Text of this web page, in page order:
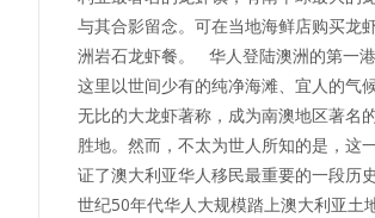
与其合影留念。可在当地海鲜店购买龙
洲岩石龙虾餐。 华人登陆澳洲的第一
这里以世间少有的纯净海滩、宜人的气
无比的大龙虾著称，成为南澳地区著名
胜地。然而，不太为世人所知的是，这
证了澳大利亚华人移民最重要的一段历
世纪50年代华人大规模踏上澳大利亚土